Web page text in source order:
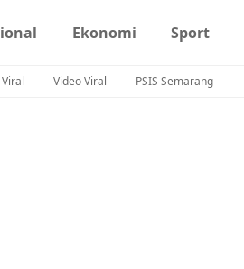
Ekonomi Sport
Viral Video Viral PSIS Semarang